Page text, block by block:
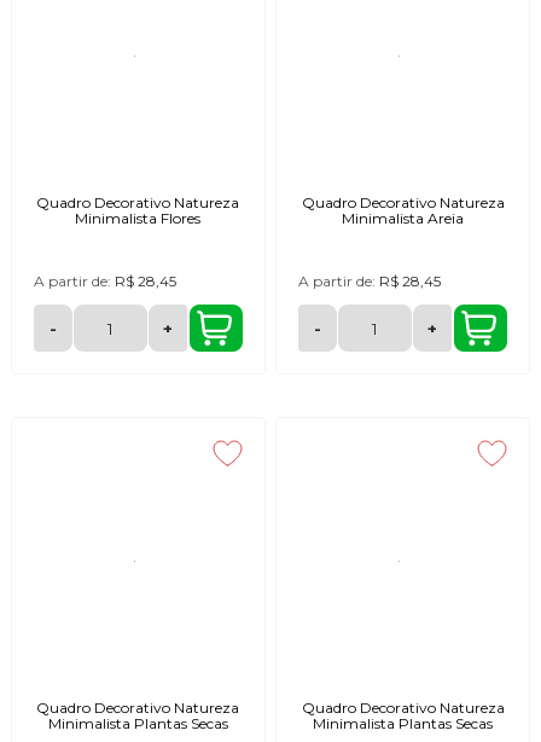
Quadro Decorativo Natureza
Minimalista Flores
A partir de: R$ 28,45
- +
Quadro Decorativo Natureza
Minimalista Areia
A partir de: R$ 28,45
- +
Quadro Decorativo Natureza
Minimalista Plantas Secas
Quadro Decorativo Natureza
Minimalista Plantas Secas